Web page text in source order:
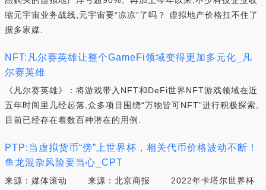
缩元宇宙业务战线,元宇宙要“凉凉”了吗？ 虚拟地产价格扛不住了
据多家媒.
NFT:凡尔赛英雄让整个GameFi领域变得更加多元化_凡
尔赛英雄
《凡尔赛英雄》：将游戏带入NFT和DeFi世界NFT游戏领域在近
五年时间里几经起落,众多项目围绕“万物皆可NFT”进行积极探索,
目前已经存在着数百种潜在的用例.
PTP:当虚拟货币“傍”上世界杯，相关代币价格波动不断！
鱼龙混杂风险要当心_CPT
来源：媒体滚动 来源：北京商报 2022年卡塔尔世界杯